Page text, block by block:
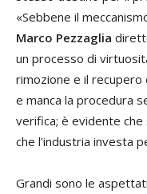
«Sebbene il
Marco Pezzaglia
un processo di
rimozione e il recupero
e manca la procedura
verifica; è evidente
che l'industria investa
Grandi sono le